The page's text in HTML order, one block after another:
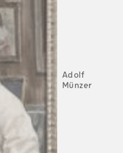
Adolf
Münzer